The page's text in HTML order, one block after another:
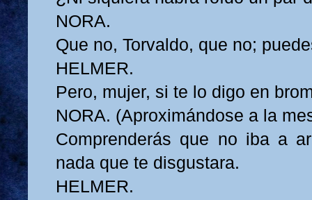
NORA.
Que no, Torvaldo, que no;
HELMER.
Pero, mujer, si te lo digo en
NORA. (Aproximándose a la
Comprenderás que no iba a
nada que te disgustara.
HELMER.